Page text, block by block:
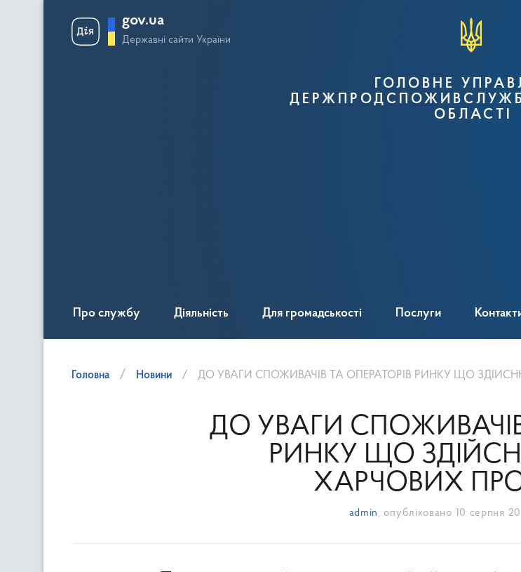
gov.ua
Державні сайти України
ГОЛОВНЕ
ОБЛАСТІ
Про службу Діяльність Для громадськості Послуги
Головна Новини ДО УВАГИ СПОЖИВАЧІВ ТА ОПЕРАТОРІВ РИНКУ ЩО
ДО УВАГИ
РИНКУ ЩО
ХАРЧОВИХ
admin , опубліковано 10 серпня